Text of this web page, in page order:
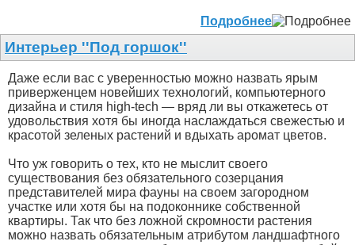
Подробнее
Интерьер ''Под горшок''
Даже если вас с уверенностью можно назвать ярым
приверженцем новейших технологий, компьютерного
дизайна и стиля high-tech — вряд ли вы откажетесь от
удовольствия хотя бы иногда наслаждаться свежестью и
красотой зеленых растений и вдыхать аромат цветов.
Что уж говорить о тех, кто не мыслит своего
существования без обязательного созерцания
представителей мира фауны на своем загородном
участке или хотя бы на подоконнике собственной
квартиры. Так что без ложной скромности растения
можно назвать обязательным атрибутом ландшафтного